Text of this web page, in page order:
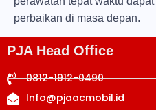
perbaikan di masa depan.
PJA Head Office
0812-1912-0490
Info@pjaacmobil.id